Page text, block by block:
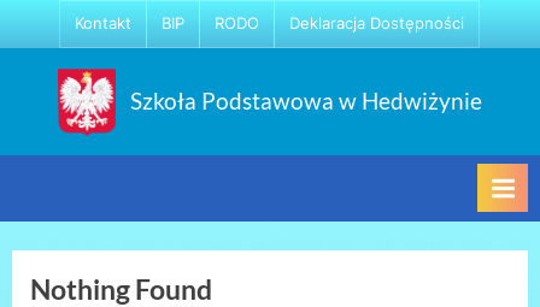
to
content
Kontakt BIP RODO Deklaracja Dostępności
Szkoła Podstawowa w Hedwiżynie
Nothing Found